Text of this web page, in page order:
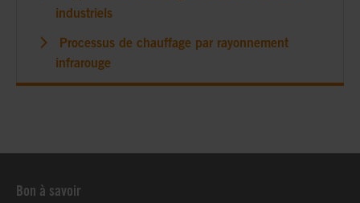
industriels
Processus de chauffage par rayonnement
infrarouge
Bon à savoir